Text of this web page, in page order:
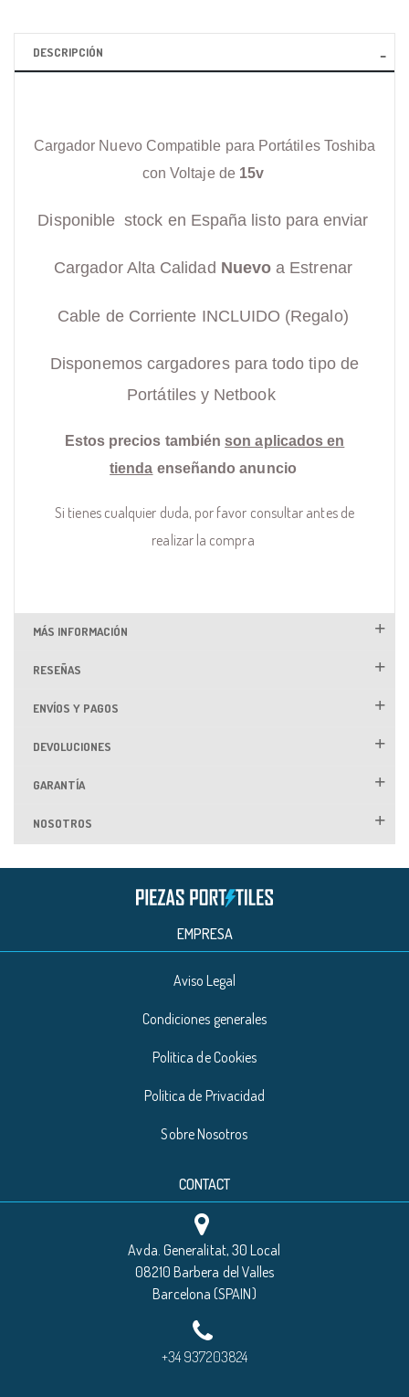
DESCRIPCIÓN
Cargador Nuevo Compatible para Portátiles Toshiba
con Voltaje de 15v
Disponible stock en España listo para enviar
Cargador Alta Calidad Nuevo a Estrenar
Cable de Corriente INCLUIDO (Regalo)
Disponemos cargadores para todo tipo de
Portátiles y Netbook
Estos precios también son aplicados en
tienda enseñando anuncio
Si tienes cualquier duda, por favor consultar antes de
realizar la compra
MÁS INFORMACIÓN
RESEÑAS
ENVÍOS Y PAGOS
DEVOLUCIONES
GARANTÍA
NOSOTROS
EMPRESA
Aviso Legal
Condiciones generales
Política de Cookies
Política de Privacidad
Sobre Nosotros
CONTACT
Avda. Generalitat, 30 Local
08210 Barbera del Valles
Barcelona (SPAIN)
+34 937203824